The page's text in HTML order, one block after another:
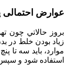
عوارض احتمالی
بروز حالاتي چون
زياد بودن خلط در
موارد، بايد سه تا
استفاده شود و